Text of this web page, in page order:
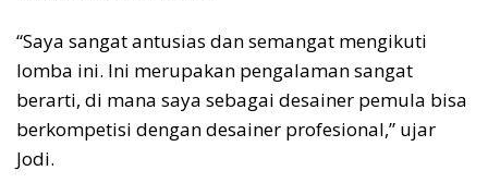
“Saya sangat antusias dan semangat mengikuti
lomba ini. Ini merupakan pengalaman sangat
berarti, di mana saya sebagai desainer pemula bisa
berkompetisi dengan desainer profesional,” ujar
Jodi.